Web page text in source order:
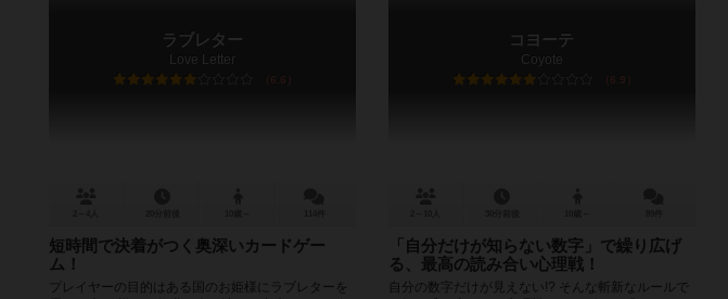
ラブレター
Love Letter
6.6
短時間で決着がつく奥深いカードゲー
ム！
プレイヤーの目的はある国のお姫様にラブレターを
コヨーテ
Coyote
6.9
「自分だけが知らない数字」で繰り広げ
る、最高の読み合い心理戦！
自分の数字だけが見えない!? そんな斬新なルールで